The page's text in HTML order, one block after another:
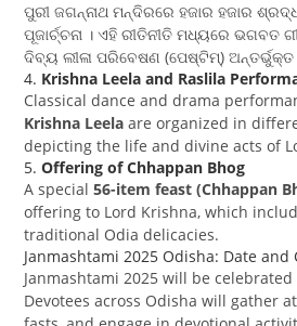
ପୁରୀ ଜଗନ୍ନାଥ ମନ୍ଦିରରେ ହଜାର ହଜାର
ପୂଜାର୍ଚ୍ଚନା । ଏହି ରୀତିନୀତି ମଧ୍ୟରେ ଭଗବତ
ଦିବ୍ୟ ଲୀଳା ପରିବେଷଣ (ପେଷ୍ଟିମ୍) ଅନ୍ତର୍ଭୁକ୍ତ
4. Krishna Leela and Raslila
Classical dance and drama
Krishna Leela are organized in
depicting the life and divine acts of
5.Offering of Chhappan Bhog
A special56-item feast (Chhappan
offering to Lord Krishna, which
traditional Odia delicacies.
Janmashtami 2025 Odisha: Date and
Janmashtami 2025 will be
Devotees across Odisha will gather